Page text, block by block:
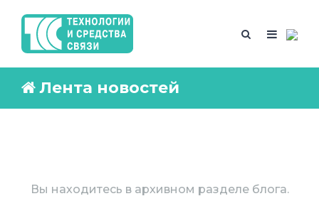
Лента новостей
Вы находитесь в архивном разделе блога.